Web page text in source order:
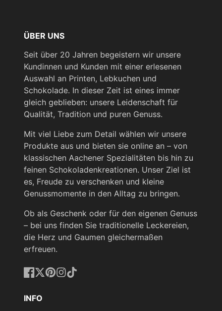
ÜBER UNS
Seit über 20 Jahren begeistern wir unsere
Kundinnen und Kunden mit einer erlesenen
Auswahl an Printen, Lebkuchen und
Schokolade. In dieser Zeit ist eines immer
gleich geblieben: unsere Leidenschaft für
Qualität, Tradition und puren Genuss.
Mit viel Liebe zum Detail wählen wir unsere
Produkte aus und bieten sie online an – von
klassischen Aachener Spezialitäten bis hin zu
feinen Schokoladenkreationen. Unser Ziel ist
es, Freude zu verschenken und kleine
Genussmomente in den Alltag zu bringen.
Ob als Geschenk oder für den eigenen Genuss
– bei uns finden Sie traditionelle Leckereien,
die Herz und Gaumen gleichermaßen
erfreuen.
INFO